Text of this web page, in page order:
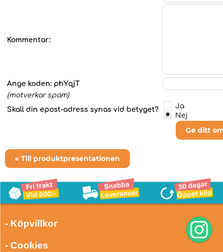
Kommentar:
Ange koden: phYqjT
(motverkar spam)
Skall din epost-adress synas vid betyget?
Ja
Nej
Ge ditt
« Till produktpresentationen
- Köpvillkor
- Cookies